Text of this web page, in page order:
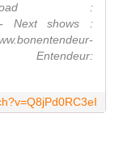
:
- Next shows :